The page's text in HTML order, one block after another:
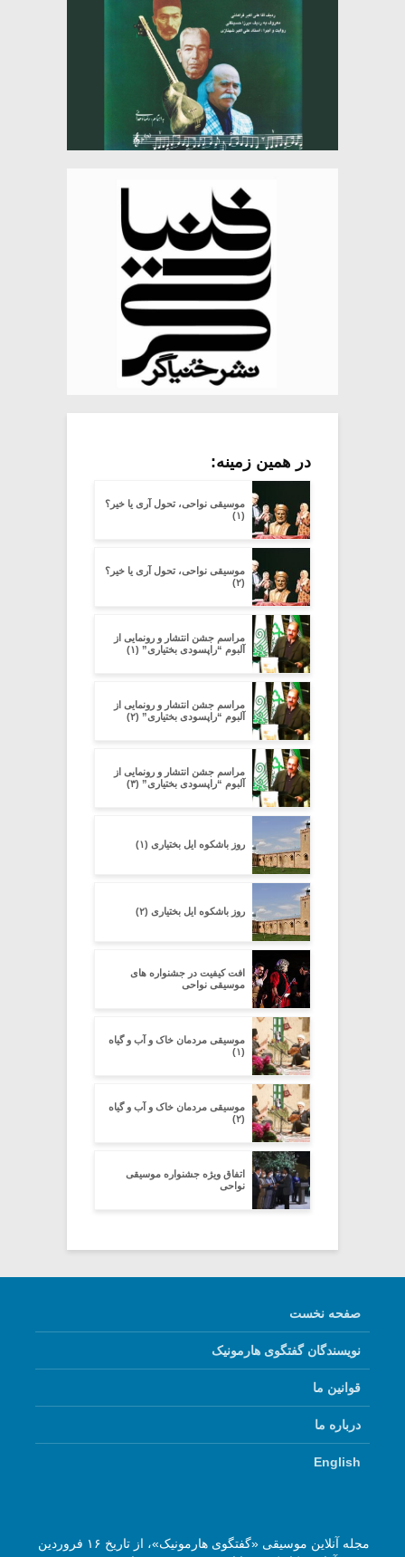
در همین زمینه:
موسیقی نواحی، تحول آری یا خیر؟
(۱)
موسیقی نواحی، تحول آری یا خیر؟
(۲)
مراسم جشن انتشار و رونمایی از
آلبوم “راپسودی بختیاری” (۱)
مراسم جشن انتشار و رونمایی از
آلبوم “راپسودی بختیاری” (۲)
مراسم جشن انتشار و رونمایی از
آلبوم “راپسودی بختیاری” (۳)
روز باشکوه ایل بختیاری (۱)
روز باشکوه ایل بختیاری (۲)
افت کیفیت در جشنواره های
موسیقی نواحی
موسیقی مردمان خاک و آب و گیاه
(۱)
موسیقی مردمان خاک و آب و گیاه
(۲)
اتفاق ویژه جشنواره موسیقی
نواحی
صفحه نخست
نویسندگان گفتگوی هارمونیک
قوانین ما
درباره ما
English
مجله آنلاین موسیقی «گفتگوی هارمونیک»، از تاریخ ۱۶ فروردین